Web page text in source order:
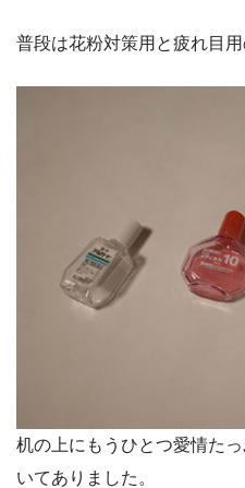
普段は花粉対策用と疲れ目
机の上にもうひとつ愛情た
いてありました。